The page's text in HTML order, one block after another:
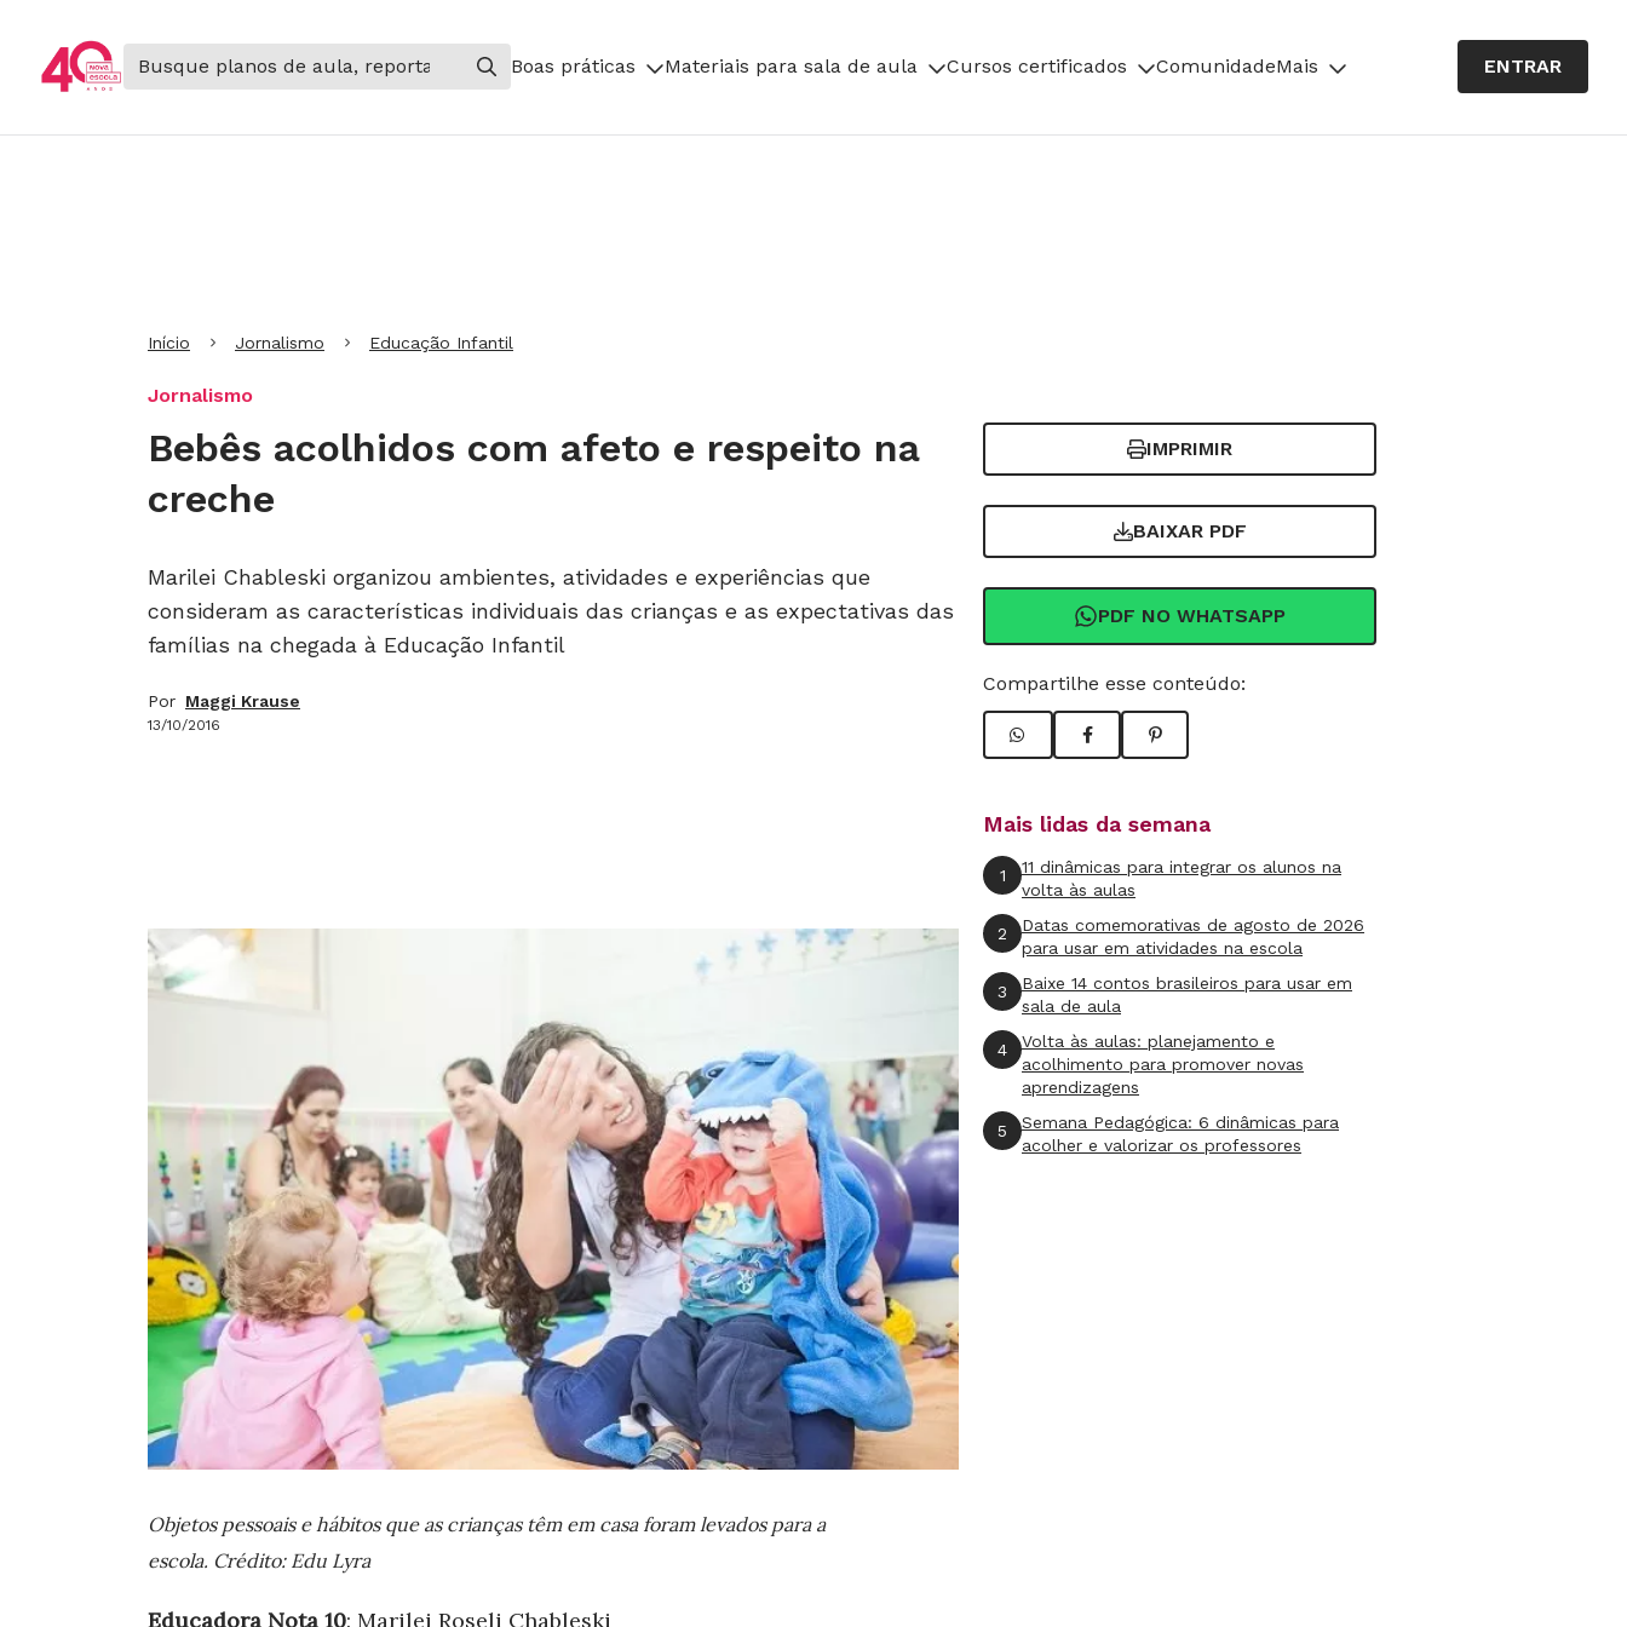
Boas práticas Materiais para sala de aula Cursos certificados ComunidadeMais ENTRAR
Início Jornalismo Educação Infantil
Jornalismo
Bebês acolhidos com afeto e respeito na
creche
Marilei Chableski organizou ambientes, atividades e experiências que
consideram as características individuais das crianças e as expectativas das
famílias na chegada à Educação Infantil
Por Maggi Krause
13/10/2016
IMPRIMIR
BAIXAR PDF
PDF NO WHATSAPP
Compartilhe esse conteúdo:
Objetos pessoais e hábitos que as crianças têm em casa foram levados para a
escola. Crédito: Edu Lyra
Educadora Nota 10: Marilei Roseli Chableski
Mais lidas da semana
1
11 dinâmicas para integrar os alunos na
volta às aulas
2
Datas comemorativas de agosto de 2026
para usar em atividades na escola
3
Baixe 14 contos brasileiros para usar em
sala de aula
4
Volta às aulas: planejamento e
acolhimento para promover novas
aprendizagens
5
Semana Pedagógica: 6 dinâmicas para
acolher e valorizar os professores